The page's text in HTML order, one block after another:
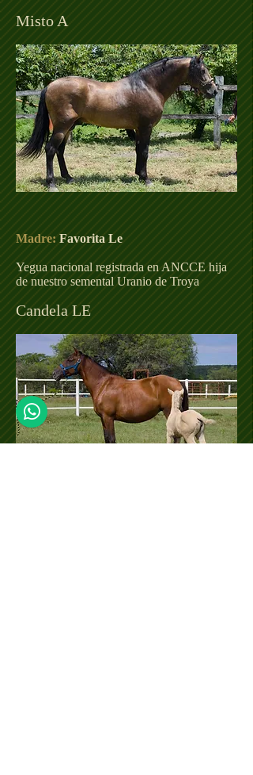
Misto A
Madre: Favorita Le
Yegua nacional registrada en ANCCE hija
de nuestro semental Uranio de Troya
Candela LE